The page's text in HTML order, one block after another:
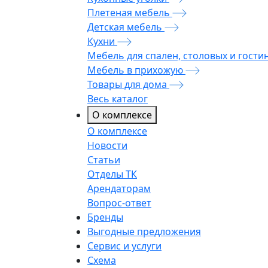
Плетеная мебель
Детская мебель
Кухни
Мебель для спален, столовых и
Мебель в прихожую
Товары для дома
Весь каталог
О комплексе
О комплексе
Новости
Статьи
Отделы ТК
Арендаторам
Вопрос-ответ
Бренды
Выгодные предложения
Сервис и услуги
Схема